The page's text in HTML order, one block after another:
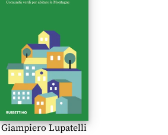
Giampiero Lupatelli